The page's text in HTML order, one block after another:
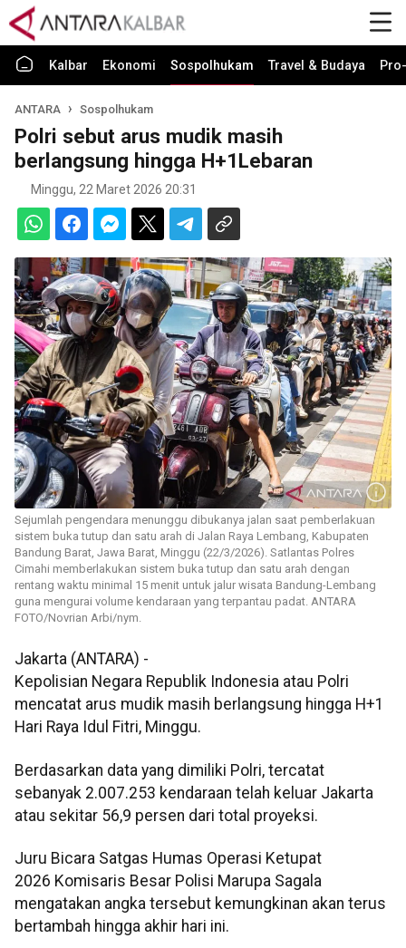
Kalbar Ekonomi Sospolhukam Travel & Budaya
ANTARA Sospolhukam
Polri sebut arus mudik masih
berlangsung hingga H+1Lebaran
Minggu, 22 Maret 2026 20:31
Sejumlah pengendara menunggu dibukanya jalan saat pemberlakuan
sistem buka tutup dan satu arah di Jalan Raya Lembang, Kabupaten
Bandung Barat, Jawa Barat, Minggu (22/3/2026). Satlantas Polres
Cimahi memberlakukan sistem buka tutup dan satu arah dengan
rentang waktu minimal 15 menit untuk jalur wisata Bandung-Lembang
guna mengurai volume kendaraan yang terpantau padat. ANTARA
FOTO/Novrian Arbi/nym.
Jakarta (ANTARA) -
Kepolisian Negara Republik Indonesia atau Polri
mencatat arus mudik masih berlangsung hingga H+1
Hari Raya Idul Fitri, Minggu.
Berdasarkan data yang dimiliki Polri, tercatat
sebanyak 2.007.253 kendaraan telah keluar Jakarta
atau sekitar 56,9 persen dari total proyeksi.
Juru Bicara Satgas Humas Operasi Ketupat
2026 Komisaris Besar Polisi Marupa Sagala
mengatakan angka tersebut kemungkinan akan terus
bertambah hingga akhir hari ini.